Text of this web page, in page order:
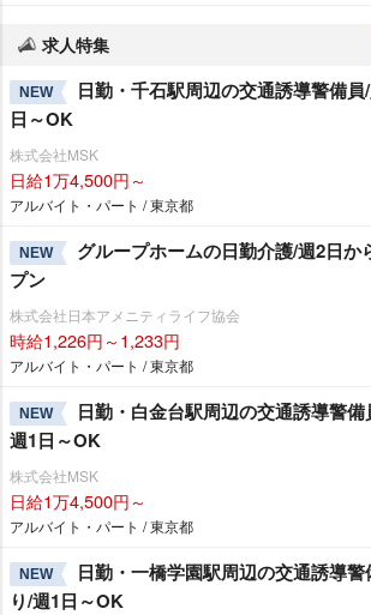
求人特集
NEW
日勤・千石駅周辺の交通誘導警備
日～OK
株式会社MSK
日給1万4,500円～
アルバイト・パート / 東京都
NEW
グループホームの日勤介護/週2日か
プン
株式会社日本アメニティライフ協会
時給1,226円～1,233円
アルバイト・パート / 東京都
NEW
日勤・白金台駅周辺の交通誘導警
週1日～OK
株式会社MSK
日給1万4,500円～
アルバイト・パート / 東京都
NEW
日勤・一橋学園駅周辺の交通誘導
り/週1日～OK